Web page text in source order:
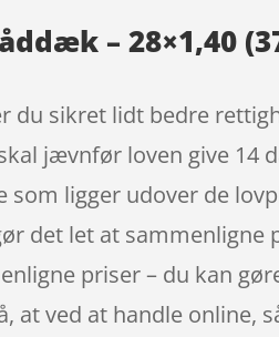
– 28×1,40
du sikret lidt bedre
jævnfør loven give
ligger udover de
det let at sammenligne
priser – du kan
at ved at handle online,